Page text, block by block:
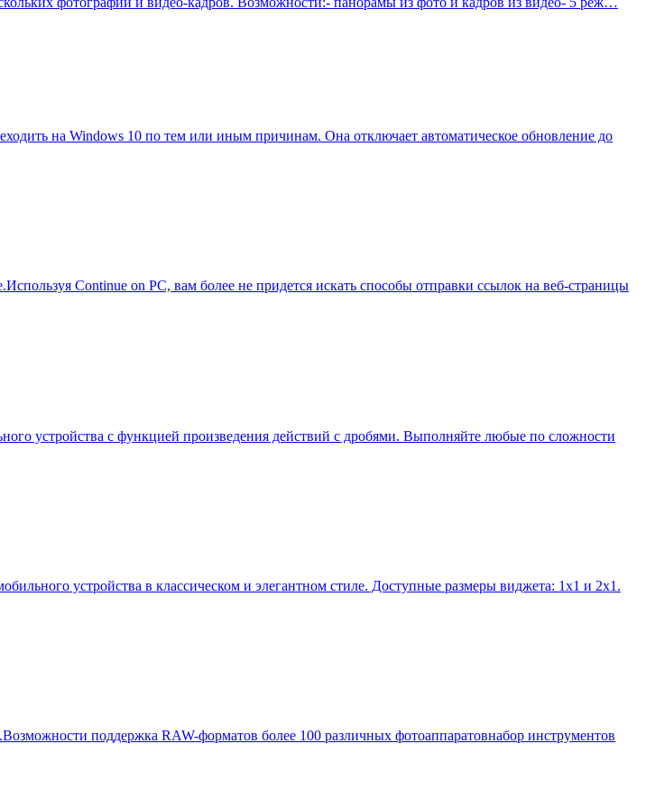
на Windows 10 по тем или иным причинам. Она отключает автоматическое обновление до
Continue on PC, вам более не придется искать способы отправки ссылок на веб-страницы
устройства с функцией произведения действий с дробями. Выполняйте любые по сложности
устройства в классическом и элегантном стиле. Доступные размеры виджета: 1х1 и 2х1.
поддержка RAW-форматов более 100 различных фотоаппаратовнабор инструментов